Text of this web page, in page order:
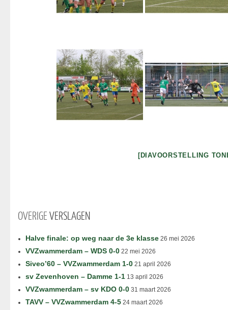
[DIAVOORSTELLING
OVERIGEVERSLAGEN
Halve finale: op weg naar de 3e klasse 26 mei 2026
VVZwammerdam – WDS 0-0 22 mei 2026
Siveo’60 – VVZwammerdam 1-0 21 april 2026
sv Zevenhoven – Damme 1-1 13 april 2026
VVZwammerdam – sv KDO 0-0 31 maart 2026
TAVV – VVZwammerdam 4-5 24 maart 2026